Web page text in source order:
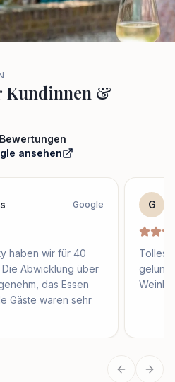
Kundinnen &
ansehen
Google
haben wir für 40
Abwicklung über
das Essen
Gäste waren sehr
G
Tolles
Vorherige